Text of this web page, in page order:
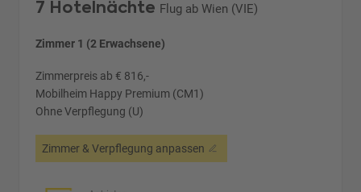
7 Hotelnächte Flug ab Wien (VIE)
Zimmer 1 (2 Erwachsene)
Zimmerpreis ab € 816,-
Mobilheim Happy Premium (CM1)
Ohne Verpflegung (U)
Zimmer & Verpflegung anpassen